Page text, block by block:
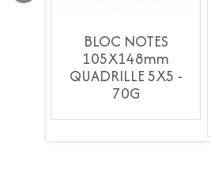
BLOC NOTES
105X148mm
QUADRILLE 5X5 -
70G